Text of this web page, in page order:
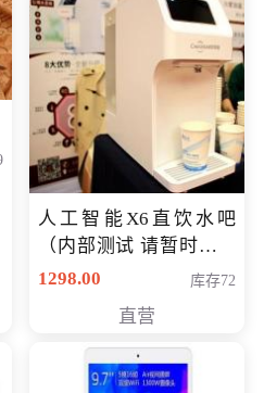
人工智能X6直饮水吧
（内部测试 请暂时不要
购买）
1298.00 库存72
直营